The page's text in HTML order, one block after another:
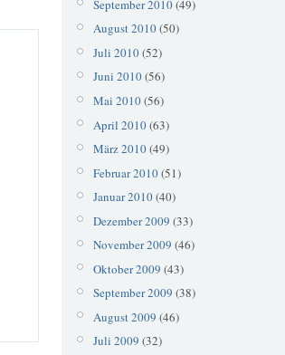
September 2010(49)
August 2010(50)
Juli 2010(52)
Juni 2010(56)
Mai 2010(56)
April 2010(63)
März 2010(49)
Februar 2010(51)
Januar 2010(40)
Dezember 2009 (33)
November 2009 (46)
Oktober 2009 (43)
September 2009 (38)
August 2009 (46)
Juli 2009 (32)